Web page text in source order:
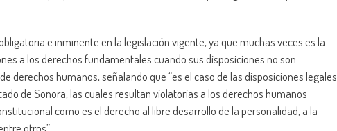
e inminente en la legislación vigente, ya que muchas veces es la
a los derechos fundamentales cuando sus disposiciones no son
derechos humanos, señalando que “es el caso de las disposiciones legales
de Sonora, las cuales resultan violatorias a los derechos humanos
como es el derecho al libre desarrollo de la personalidad, a la
otros”.